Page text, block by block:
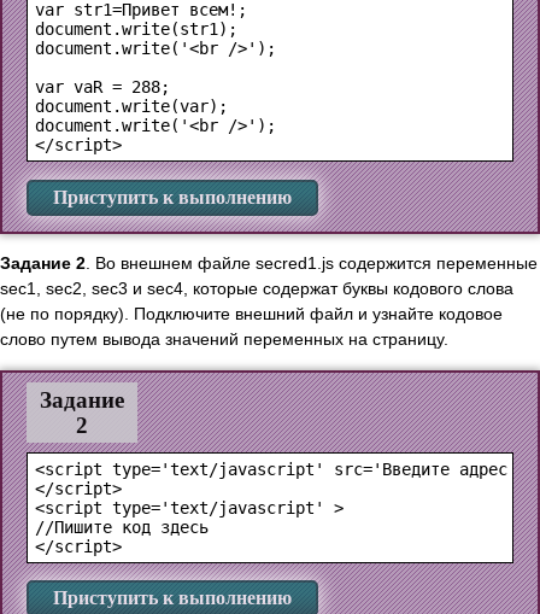
var str1=Привет всем!;
document.write(str1);
document.write('<br />');
var vaR = 288;
document.write(var);
document.write('<br />');
Приступить к выполнению
Задание 2 . Во внешнем файле secred1.js содержится переменные
sec1, sec2, sec3 и sec4, которые содержат буквы кодового слова
(не по порядку). Подключите внешний файл и узнайте кодовое
слово путем вывода значений переменных на страницу.
Задание
2
<script type='text/javascript' src='Введите адрес
</script>
<script type='text/javascript' >
//Пишите код здесь
Приступить к выполнению